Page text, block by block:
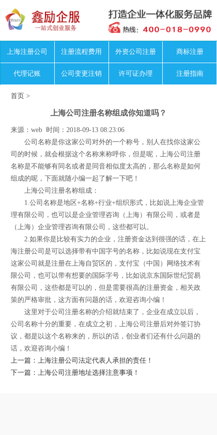
上海注册公司 注册流程费用 外资公司注册 商标注册
代理记账 公司变更注销 许可证办理 注册指南
首页 >
上海公司注册名称组成你知道吗？
来源：web 时间：2018-09-13 08:23:06
公司名称是你这家公司对外的一个称号，别人在找你这家公
司的时候，就会根据这个名称来称呼你，但是呢，上海公司注册
名称是不能够有同名或者是同音相似度太高的，那么名称是如何
组成的呢，下面就随小编一起了解一下吧！
上海公司注册名称组成：
1.公司名称是地区+名称+行业+组织形式，比如说上海企业管
理有限公司，也可以是企业管理咨询（上海）有限公司，或者是
（上海）企业管理咨询有限公司，这些都可以。
2.如果你是比较有实力的企业，注册资金达到很强的话，在上
海注册公司是可以选择带有中国字号的名称，比如说现在支付宝
这家公司就是注册在上海自贸区的，支付宝（中国）网络技术有
限公司，也可以带有想要的国际字号，比如说京东国际世纪贸易
有限公司，这些都是可以的，但是需要很高的注册资金，相关政
策的严格审批，这方面有问题的话，欢迎咨询小编！
这里对于公司注册名称的介绍就结束了，企业在成立以后，
公司名称十分的重要，在成立之初，上海公司注册后对外签订协
议，都是以这个名称来的，所以的话，创业者们还有什么问题的
话，欢迎咨询小编！
上一篇：上海注册公司法定代表人承担的责任！
下一篇：上海公司注册地址选择注意事项！